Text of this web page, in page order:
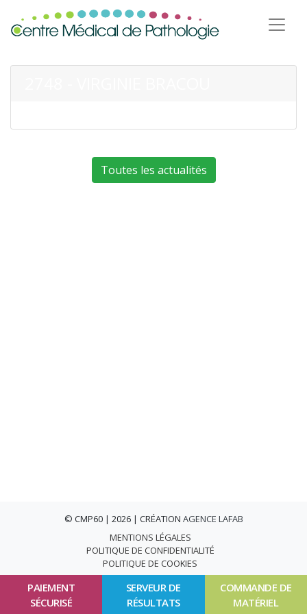
PAIEMENT
SÉCURISÉ
SERVEUR DE
RÉSULTATS
COMMANDE DE
MATÉRIEL
Toutes les actualités
© CMP60 | 2026 | CRÉATION AGENCE LAFAB
MENTIONS LÉGALES
POLITIQUE DE CONFIDENTIALITÉ
POLITIQUE DE COOKIES